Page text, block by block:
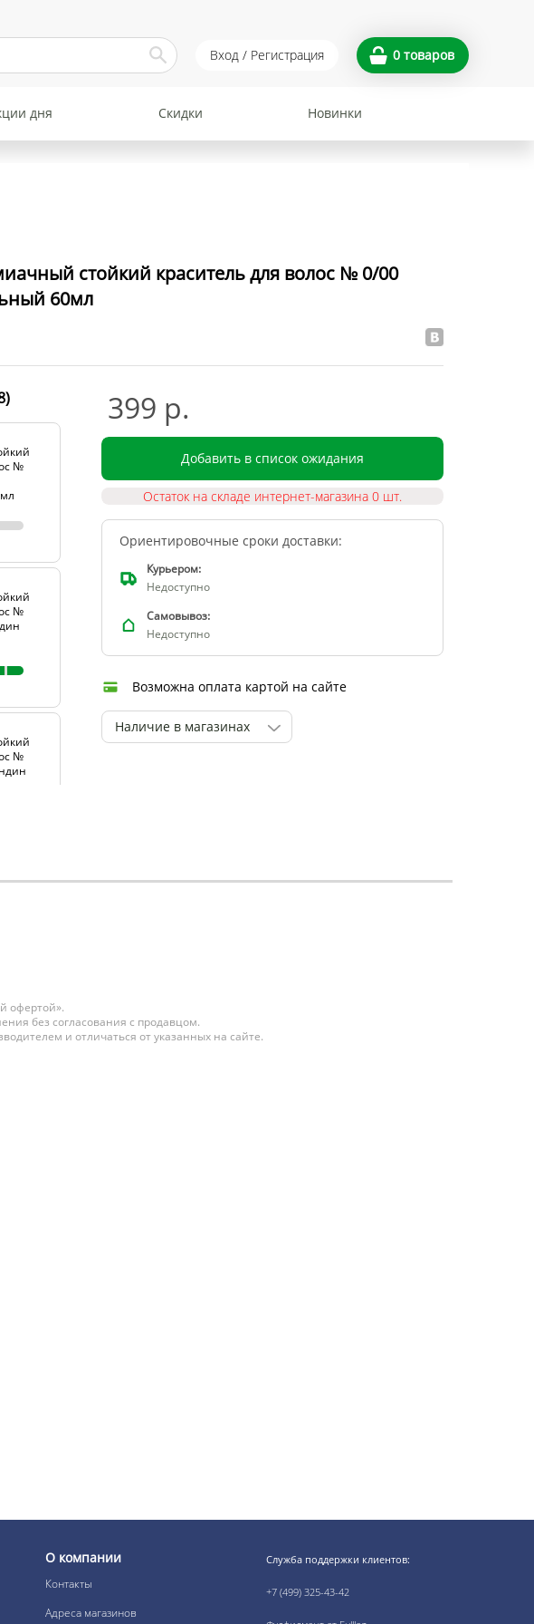
Вход / Регистрация 0 товаров
дня Скидки Новинки
стойкий краситель для волос № 0/00
60мл
№
№
№
№
399 р.
Добавить в список ожидания
Остаток на складе интернет-магазина 0 шт.
Ориентировочные сроки доставки:
Курьером:
Недоступно
Самовывоз:
Недоступно
Возможна оплата картой на сайте
Наличие в магазинах
офертой».
без согласования с продавцом.
и отличаться от указанных на сайте.
О компании
Контакты
Адреса магазинов
Служба поддержки клиентов:
+7 (499) 325-43-42